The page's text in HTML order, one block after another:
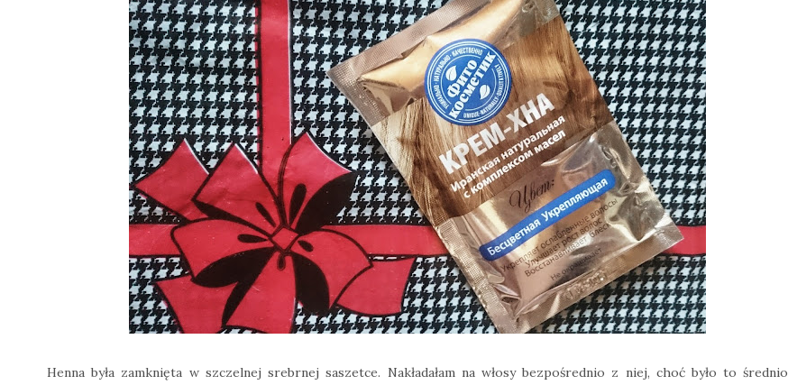
Henna była zamknięta w szczelnej srebrnej saszetce. Nakładałam na włosy bezpośrednio z niej, choć było to średnio